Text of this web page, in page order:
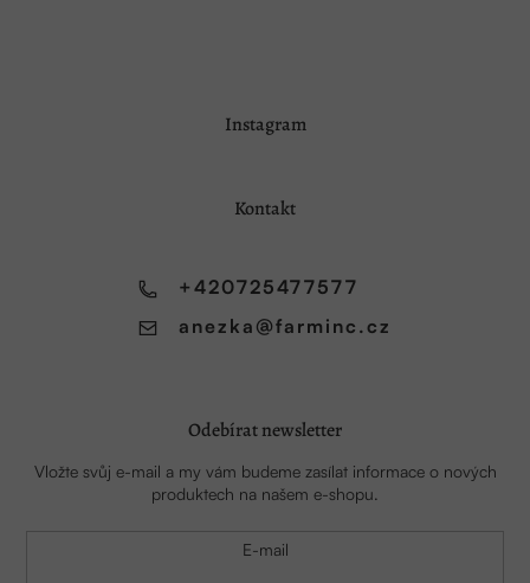
Instagram
Kontakt
anezka @farminc.cz
+420725477577
Odebírat newsletter
Vložte svůj e-mail a my vám budeme zasílat informace o nových
produktech na našem e-shopu.
E-mail